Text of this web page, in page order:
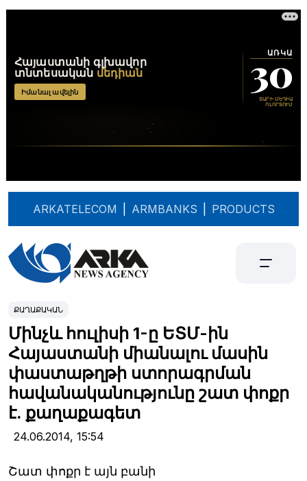
ARKATELECOM ARMBANKS PRODUCTS
ՔԱՂԱՔԱԿԱՆ
Մինչև հուլիսի 1-ը ԵՏՄ-ին
Հայաստանի միանալու մասին
փաստաթղթի ստորագրման
հավանականությունը շատ փոքր
է. քաղաքագետ
24.06.2014, 15:54
Շատ փոքր է այն բանի